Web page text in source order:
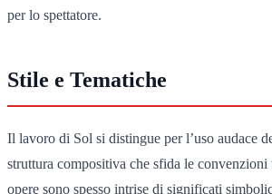
per lo spettatore.
Stile e Tematiche
Il lavoro di Sol si distingue per l’uso audace
struttura compositiva che sfida le
opere sono spesso intrise di significati